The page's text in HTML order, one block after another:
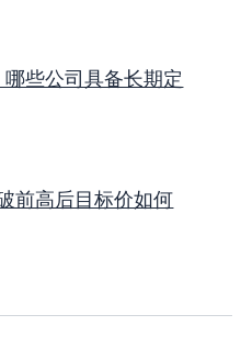
些公司具备长期定
前高后目标价如何